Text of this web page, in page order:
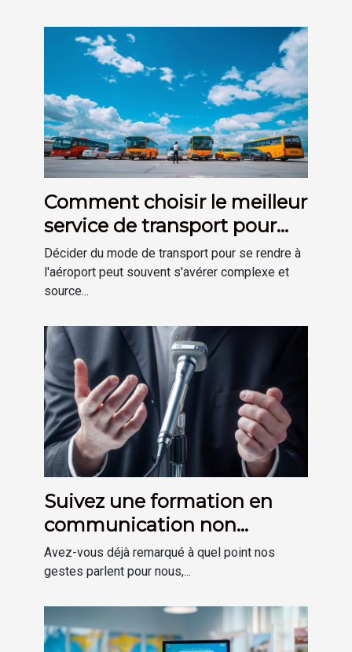
Comment choisir le meilleur
service de transport pour
l'aéroport
Décider du mode de transport pour se rendre à
l'aéroport peut souvent s'avérer complexe et
source...
Suivez une formation en
communication non
verbale à Bayonne avec
l’EFALC !
Avez-vous déjà remarqué à quel point nos
gestes parlent pour nous,...